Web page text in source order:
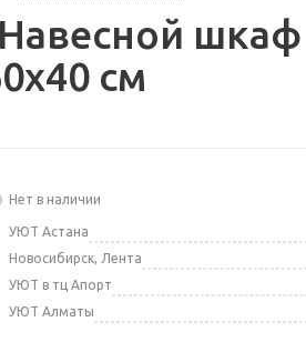
см
Нет в наличии
УЮТ Астана
Новосибирск, Лента
УЮТ в тц Апорт
УЮТ Алматы